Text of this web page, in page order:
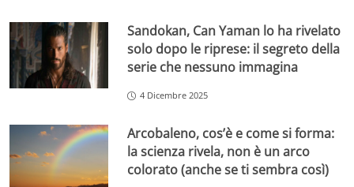
Sandokan, Can Yaman lo ha rivelato
solo dopo le riprese: il segreto della
serie che nessuno immagina
4 Dicembre 2025
Arcobaleno, cos’è e come si forma:
la scienza rivela, non è un arco
colorato (anche se ti sembra così)